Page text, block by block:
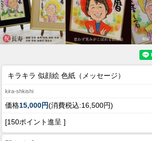
キラキラ 似顔絵 色紙（メッセージ）
kira-shkishi
価格15,000円(消費税込:16,500円)
[150ポイント進呈 ]